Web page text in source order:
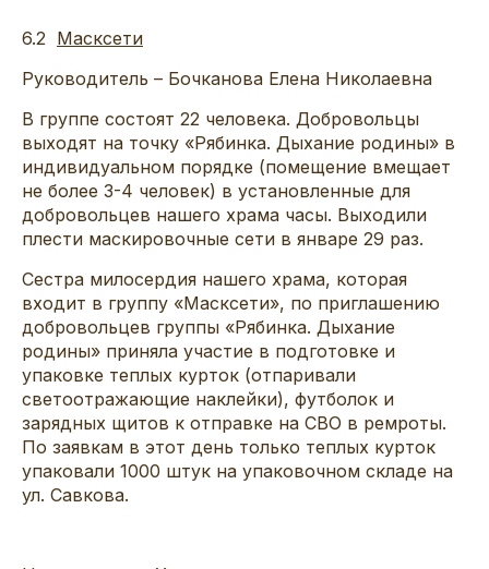
6.2 Масксети
Руководитель – Бочканова Елена Николаевна
В группе состоят 22 человека. Добровольцы
выходят на точку «Рябинка. Дыхание родины» в
индивидуальном порядке (помещение вмещает
не более 3-4 человек) в установленные для
добровольцев нашего храма часы. Выходили
плести маскировочные сети в январе 29 раз.
Сестра милосердия нашего храма, которая
входит в группу «Масксети», по приглашению
добровольцев группы «Рябинка. Дыхание
родины» приняла участие в подготовке и
упаковке теплых курток (отпаривали
светоотражающие наклейки), футболок и
зарядных щитов к отправке на СВО в ремроты.
По заявкам в этот день только теплых курток
упаковали 1000 штук на упаковочном складе на
ул. Савкова.